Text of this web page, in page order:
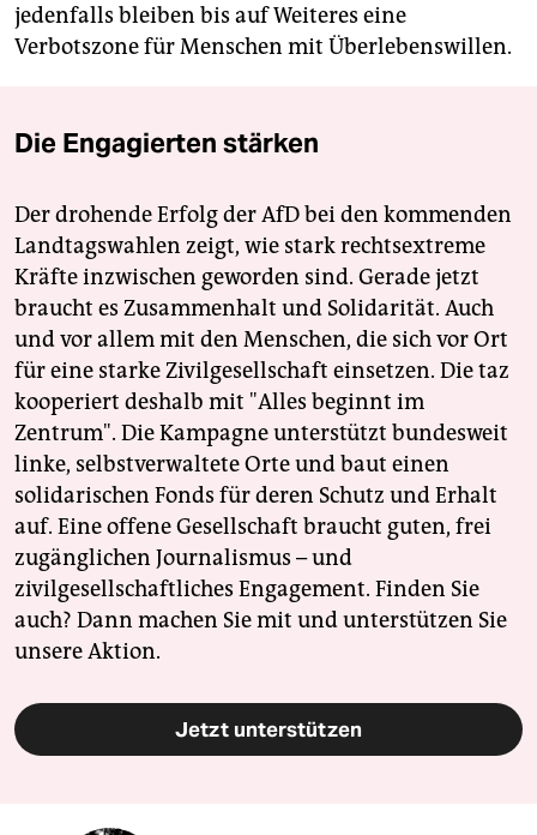
jedenfalls bleiben bis auf Weiteres eine
Verbotszone für Menschen mit Überlebenswillen.
Die Engagierten stärken
Der drohende Erfolg der AfD bei den kommenden
Landtagswahlen zeigt, wie stark rechtsextreme
Kräfte inzwischen geworden sind. Gerade jetzt
braucht es Zusammenhalt und Solidarität. Auch
und vor allem mit den Menschen, die sich vor Ort
für eine starke Zivilgesellschaft einsetzen. Die taz
kooperiert deshalb mit "Alles beginnt im
Zentrum". Die Kampagne unterstützt bundesweit
linke, selbstverwaltete Orte und baut einen
solidarischen Fonds für deren Schutz und Erhalt
auf. Eine offene Gesellschaft braucht guten, frei
zugänglichen Journalismus – und
zivilgesellschaftliches Engagement. Finden Sie
auch? Dann machen Sie mit und unterstützen Sie
unsere Aktion.
Jetzt unterstützen